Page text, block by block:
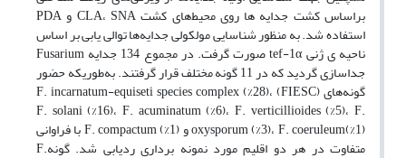
براساس کشت جدایه ها روی محیط‌های کشت CLA، SNA و PDA
استفاده شد. به منظور شناسایی مولکولی جدایه‌ها توالی یابی بر اساس
ناحیه ی ژنی tef-1α صورت گرفت. در مجموع 134 جدایه Fusarium
جداسازی گردید که در 11 گونه مختلف قرار گرفتند. به‌طوریکه حضور
گونه‌های (FIESC) F. incarnatum-equiseti species complex (%28)،
F. solani (%16)، F. acuminatum (%6)، F. verticillioides (%5)، F.
oxysporum (%3)، F. coeruleum(%1) و F. compactum (%1) با فراوانی
متفاوت در هر دو اقلیم مورد نمونه برداری ردیابی شد. گونهF.